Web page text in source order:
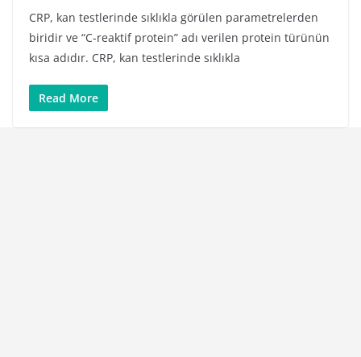
CRP, kan testlerinde sıklıkla görülen parametrelerden
biridir ve “C-reaktif protein” adı verilen protein türünün
kısa adıdır. CRP, kan testlerinde sıklıkla
Read More